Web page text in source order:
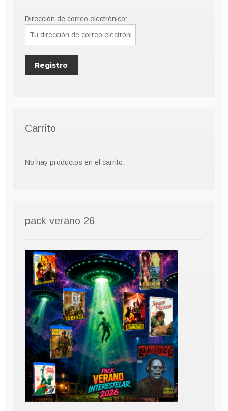
Dirección de correo electrónico:
Carrito
No hay productos en el carrito.
pack verano 26